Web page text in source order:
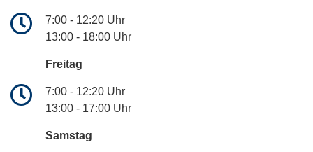
7:00 - 12:20 Uhr
13:00 - 18:00 Uhr
Freitag
7:00 - 12:20 Uhr
13:00 - 17:00 Uhr
Samstag